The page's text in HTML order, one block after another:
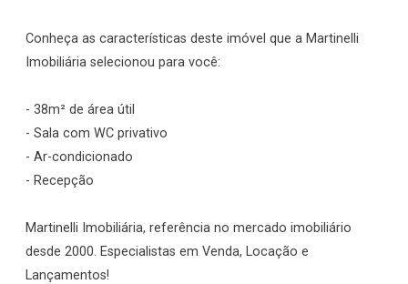
Conheça as características deste imóvel que a Martinelli
Imobiliária selecionou para você:
- 38m² de área útil
- Sala com WC privativo
- Ar-condicionado
- Recepção
Martinelli Imobiliária, referência no mercado imobiliário
desde 2000. Especialistas em Venda, Locação e
Lançamentos!